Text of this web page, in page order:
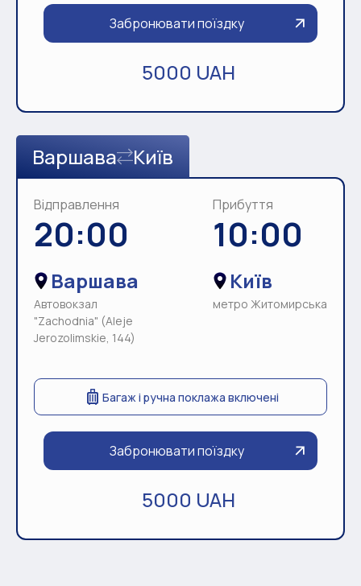
Забронювати поїздку
5000 UAH
Варшава Київ
Відправлення
20:00
Варшава
Автовокзал
"Zachodnia" (Aleje
Jerozolimskie, 144)
Прибуття
10:00
Київ
метро Житомирська
Багаж і ручна поклажа включені
Забронювати поїздку
5000 UAH